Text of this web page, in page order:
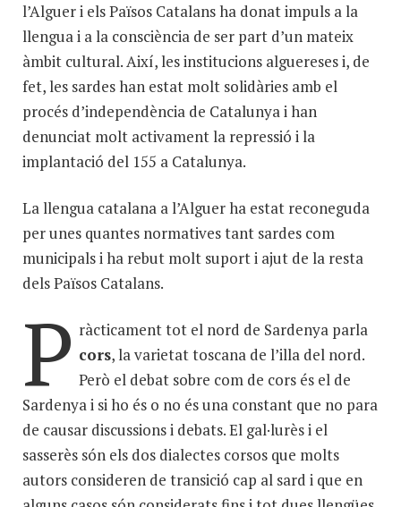
l’Alguer i els Països Catalans ha donat impuls a la
llengua i a la consciència de ser part d’un mateix
àmbit cultural. Així, les institucions alguereses i, de
fet, les sardes han estat molt solidàries amb el
procés d’independència de Catalunya i han
denunciat molt activament la repressió i la
implantació del 155 a Catalunya.
La llengua catalana a l’Alguer ha estat reconeguda
per unes quantes normatives tant sardes com
municipals i ha rebut molt suport i ajut de la resta
dels Països Catalans.
P ràcticament tot el nord de Sardenya parla
cors, la varietat toscana de l’illa del nord.
Però el debat sobre com de cors és el de
Sardenya i si ho és o no és una constant que no para
de causar discussions i debats. El gal·lurès i el
sasserès són els dos dialectes corsos que molts
autors consideren de transició cap al sard i que en